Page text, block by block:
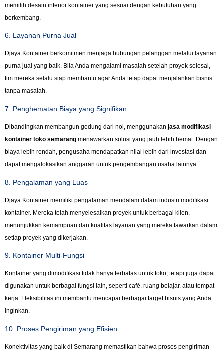
memilih desain interior kontainer yang sesuai dengan kebutuhan yang
berkembang.
6. Layanan Purna Jual
Djaya Kontainer berkomitmen menjaga hubungan pelanggan melalui layanan
purna jual yang baik. Bila Anda mengalami masalah setelah proyek selesai,
tim mereka selalu siap membantu agar Anda tetap dapat menjalankan bisnis
tanpa masalah.
7. Penghematan Biaya yang Signifikan
Dibandingkan membangun gedung dari nol, menggunakan jasa modifikasi
kontainer toko semarang menawarkan solusi yang jauh lebih hemat. Dengan
biaya lebih rendah, pengusaha mendapatkan nilai lebih dari investasi dan
dapat mengalokasikan anggaran untuk pengembangan usaha lainnya.
8. Pengalaman yang Luas
Djaya Kontainer memiliki pengalaman mendalam dalam industri modifikasi
kontainer. Mereka telah menyelesaikan proyek untuk berbagai klien,
menunjukkan kemampuan dan kualitas layanan yang mereka tawarkan dalam
setiap proyek yang dikerjakan.
9. Kontainer Multi-Fungsi
Kontainer yang dimodifikasi tidak hanya terbatas untuk toko, tetapi juga dapat
digunakan untuk berbagai fungsi lain, seperti café, ruang belajar, atau tempat
kerja. Fleksibilitas ini membantu mencapai berbagai target bisnis yang Anda
inginkan.
10. Proses Pengiriman yang Efisien
Konektivitas yang baik di Semarang memastikan bahwa proses pengiriman